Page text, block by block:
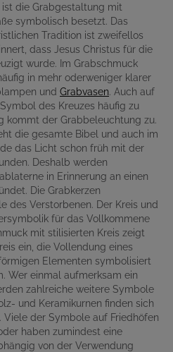
ist die Grabgestaltung mit
symbolisch besetzt. Das
Tradition ist zweifellos
dass Jesus Christus für die
wurde. Im Grabschmuck
in mehr oderweniger klarer
und Grabvasen. Auch auf
des Kreuzes häufig zu
kommt der Grabbeleuchtung zu.
die gesamte Bibel und auch im
das Licht schon früh mit der
Deshalb werden
in Erinnerung an einen
Die Grabkerzen
des Verstorbenen. Der Kreis und
für das Vollkommene
mit stilisierten Kreis zeigt
ein, die Vollendung eines
Elementen symbolisiert
Wer einmal aufmerksam ein
zahlreiche weitere Symbole
und Keramikurnen finden sich
der Symbole auf Friedhöfen
haben zumindest eine
von der Verwendung